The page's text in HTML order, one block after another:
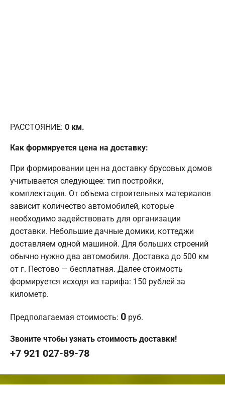
РАССТОЯНИЕ: 0 км.
Как формируется цена на доставку:
При формировании цен на доставку брусовых домов
учитывается следующее: тип постройки,
комплектация. От объема строительных материалов
зависит количество автомобилей, которые
необходимо задействовать для организации
доставки. Небольшие дачные домики, коттеджи
доставляем одной машиной. Для больших строений
обычно нужно два автомобиля. Доставка до 500 км
от г. Пестово — бесплатная. Далее стоимость
формируется исходя из тарифа: 150 рублей за
километр.
Предполагаемая стоимость: 0 руб.
Звоните чтобы узнать стоимость доставки!
+7 921 027-89-78